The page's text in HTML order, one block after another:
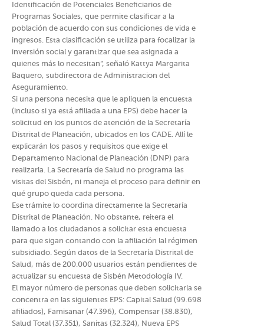
Identificación de Potenciales Beneficiarios de
Programas Sociales, que permite clasificar a la
población de acuerdo con sus condiciones de vida e
ingresos. Esta clasificación se utiliza para focalizar la
inversión social y garantizar que sea asignada a
quienes más lo necesitan”, señaló Kattya Margarita
Baquero, subdirectora de Administracion del
Aseguramiento.
Si una persona necesita que le apliquen la encuesta
(incluso si ya está afiliada a una EPS) debe hacer la
solicitud en los puntos de atención de la Secretaría
Distrital de Planeación, ubicados en los CADE. Allí le
explicarán los pasos y requisitos que exige el
Departamento Nacional de Planeación (DNP) para
realizarla. La Secretaría de Salud no programa las
visitas del Sisbén, ni maneja el proceso para definir en
qué grupo queda cada persona.
Ese trámite lo coordina directamente la Secretaría
Distrital de Planeación. No obstante, reitera el
llamado a los ciudadanos a solicitar esta encuesta
para que sigan contando con la afiliación lal régimen
subsidiado. Según datos de la Secretaría Distrital de
Salud, más de 200.000 usuarios están pendientes de
actualizar su encuesta de Sisbén Metodología IV.
El mayor número de personas que deben solicitarla se
concentra en las siguientes EPS: Capital Salud (99.698
afiliados), Famisanar (47.396), Compensar (38.830),
Salud Total (37.351), Sanitas (32.324), Nueva EPS